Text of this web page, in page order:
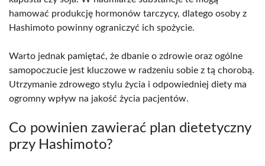
hamować produkcję hormonów tarczycy, dlatego osoby z
Hashimoto powinny ograniczyć ich spożycie.
Warto jednak pamiętać, że dbanie o zdrowie oraz ogólne
samopoczucie jest kluczowe w radzeniu sobie z tą chorobą.
Utrzymanie zdrowego stylu życia i odpowiedniej diety ma
ogromny wpływ na jakość życia pacjentów.
Co powinien zawierać plan dietetyczny
przy Hashimoto?